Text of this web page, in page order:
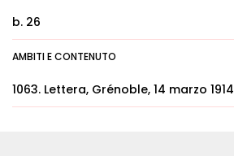
b. 26
AMBITI E CONTENUTO
1063. Lettera, Grénoble, 14 marzo 1914